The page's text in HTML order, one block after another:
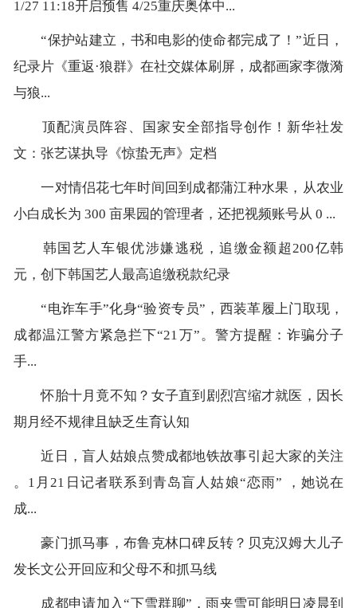
1/27 11:18开启预售 4/25重庆奥体中...
“保护站建立，书和电影的使命都完成了！”近日，
纪录片《重返·狼群》在社交媒体刷屏，成都画家李微漪
与狼...
顶配演员阵容、国家安全部指导创作！新华社发
文：张艺谋执导《惊蛰无声》定档
一对情侣花七年时间回到成都蒲江种水果，从农业
小白成长为 300 亩果园的管理者，还把视频账号从 0 ...
韩国艺人车银优涉嫌逃税，追缴金额超200亿韩
元，创下韩国艺人最高追缴税款纪录
“电诈车手”化身“验资专员”，西装革履上门取现，
成都温江警方紧急拦下“21万”。警方提醒：诈骗分子
手...
怀胎十月竟不知？女子直到剧烈宫缩才就医，因长
期月经不规律且缺乏生育认知
近日，盲人姑娘点赞成都地铁故事引起大家的关注
。1月21日记者联系到青岛盲人姑娘“恋雨” ，她说在
成...
豪门抓马事，布鲁克林口碑反转？贝克汉姆大儿子
发长文公开回应和父母不和抓马线
成都申请加入“下雪群聊”，雨夹雪可能明日凌晨到